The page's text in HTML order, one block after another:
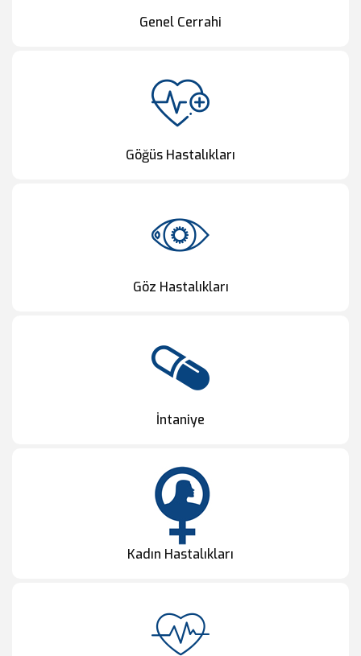
Genel Cerrahi
Göğüs Hastalıkları
Göz Hastalıkları
İntaniye
Kadın Hastalıkları